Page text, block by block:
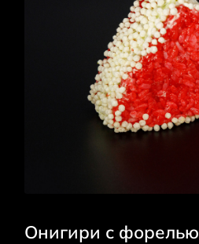
ЗАКУСКИ / СУПЫ
COУС / ИМБИРЬ
HAПИТКИ
Онигири с форелью